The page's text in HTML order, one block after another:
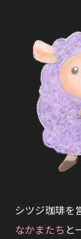
シツジ珈琲を
なかまたち と